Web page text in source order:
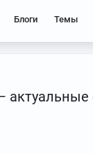
Блоги Темы
актуальные